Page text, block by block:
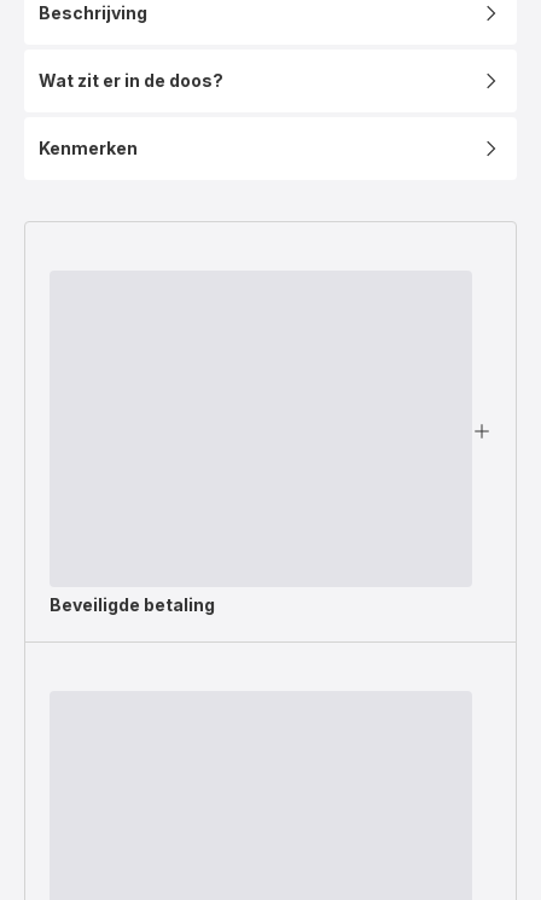
Beschrijving
Wat zit er in de doos?
Kenmerken
Beveiligde betaling